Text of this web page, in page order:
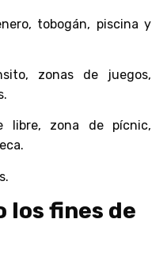
tobogán, piscina y
zonas de juegos,
libre, zona de pícnic,
los fines de